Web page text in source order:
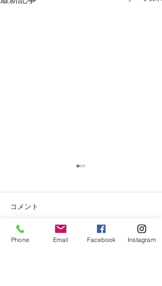
店舗移転のお知らせ 福井市み
のり の店舗を移転しまし
南越前町甲楽城15-28
南越前ダイビング
コメント
Phone Email Facebook Instagram